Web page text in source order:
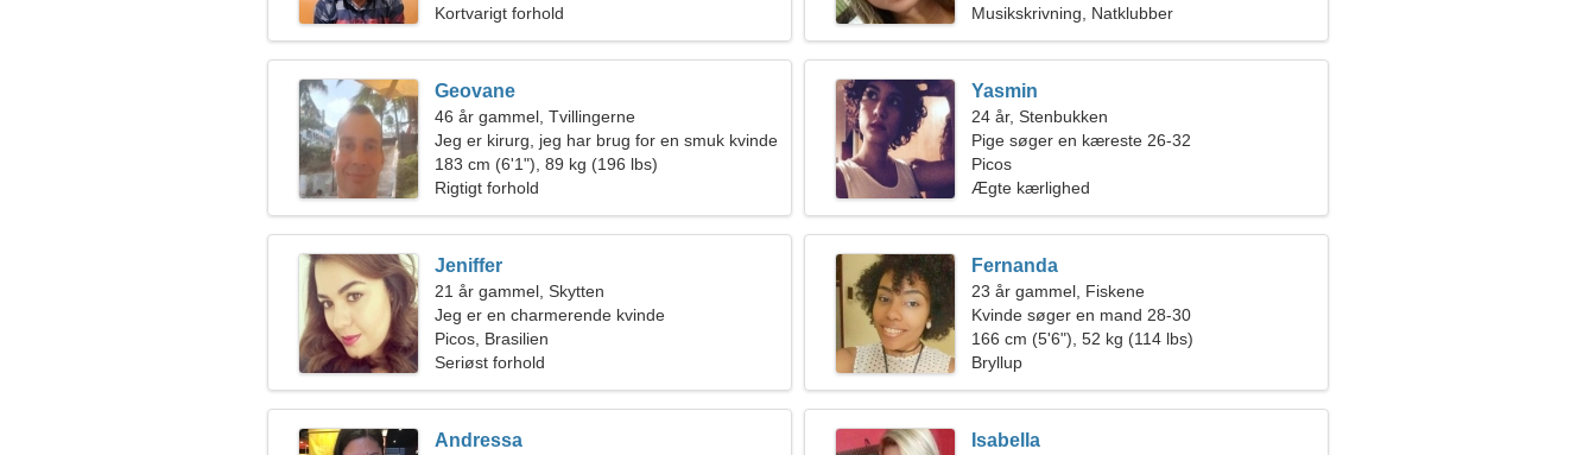
Kortvarigt forhold
Musikskrivning, Natklubber
Geovane
46 år gammel, Tvillingerne
Jeg er kirurg, jeg har brug for en smuk kvinde
183 cm (6'1"), 89 kg (196 lbs)
Rigtigt forhold
Yasmin
24 år, Stenbukken
Pige søger en kæreste 26-32
Picos
Ægte kærlighed
Jeniffer
21 år gammel, Skytten
Jeg er en charmerende kvinde
Picos, Brasilien
Seriøst forhold
Fernanda
23 år gammel, Fiskene
Kvinde søger en mand 28-30
166 cm (5'6"), 52 kg (114 lbs)
Bryllup
Andressa Isabella